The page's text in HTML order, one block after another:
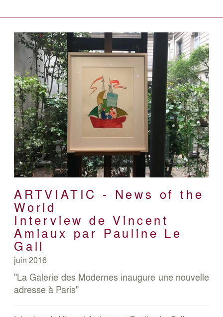
ARTVIATIC - News of the
World
Interview de Vincent
Amiaux par Pauline Le
Gall
juin 2016
"La Galerie des Modernes inaugure une nouvelle
adresse à Paris"